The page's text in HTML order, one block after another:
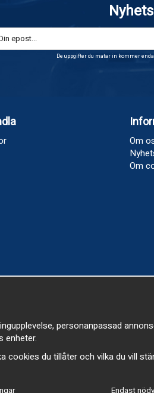
De uppgifter du matar in kommer
Om
Om
personanpassad
enheter.
cookies du tillåter och vilka du vill
Endast